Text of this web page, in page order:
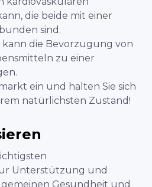
die beide mit einer
sind.
die Bevorzugung von
zu einer
ein und halten Sie sich
natürlichsten Zustand!
Unterstützung und
Gesundheit und